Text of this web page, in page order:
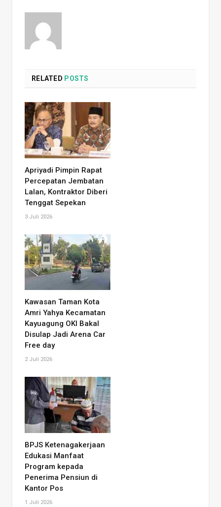
RELATED POSTS
Apriyadi Pimpin Rapat
Percepatan Jembatan
Lalan, Kontraktor Diberi
Tenggat Sepekan
3 Juli 2026
Kawasan Taman Kota
Amri Yahya Kecamatan
Kayuagung OKI Bakal
Disulap Jadi Arena Car
Free day
2 Juli 2026
BPJS Ketenagakerjaan
Edukasi Manfaat
Program kepada
Penerima Pensiun di
Kantor Pos
1 Juli 2026